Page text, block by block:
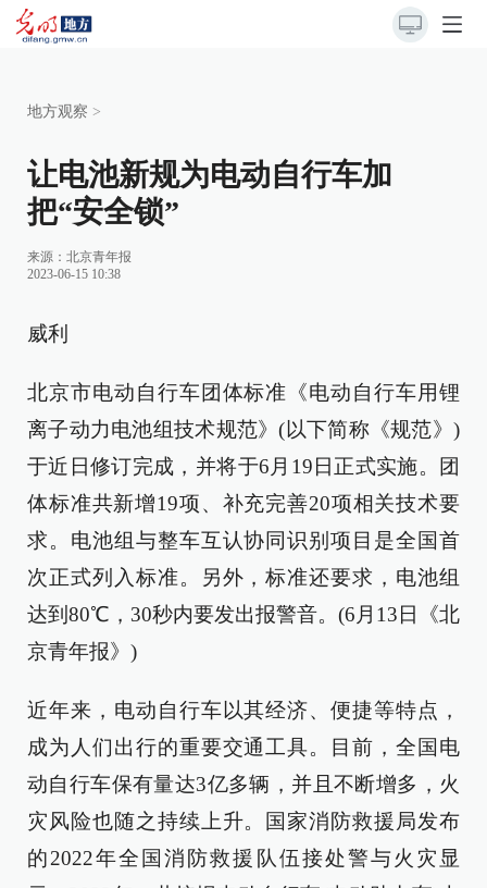
地方观察 >
让电池新规为电动自行车加
把“安全锁”
来源： 北京青年报
2023-06-15 10:38
威利
北京市电动自行车团体标准《电动自行车用锂
离子动力电池组技术规范》(以下简称《规范》)
于近日修订完成，并将于6月19日正式实施。团
体标准共新增19项、补充完善20项相关技术要
求。电池组与整车互认协同识别项目是全国首
次正式列入标准。另外，标准还要求，电池组
达到80℃，30秒内要发出报警音。(6月13日《北
京青年报》)
近年来，电动自行车以其经济、便捷等特点，
成为人们出行的重要交通工具。目前，全国电
动自行车保有量达3亿多辆，并且不断增多，火
灾风险也随之持续上升。国家消防救援局发布
的2022年全国消防救援队伍接处警与火灾显